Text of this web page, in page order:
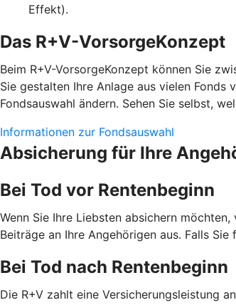
Effekt).
Das R+V-VorsorgeKonzept
Beim R+V-VorsorgeKonzept können Sie
Sie gestalten Ihre Anlage aus vielen
Fondsauswahl ändern. Sehen Sie selbst,
Informationen zur Fondsauswahl
Absicherung für Ihre
Bei Tod vor Rentenbeginn
Wenn Sie Ihre Liebsten absichern
Beiträge an Ihre Angehörigen aus. Falls
Bei Tod nach Rentenbeginn
Die R+V zahlt eine Versicherungsleistung